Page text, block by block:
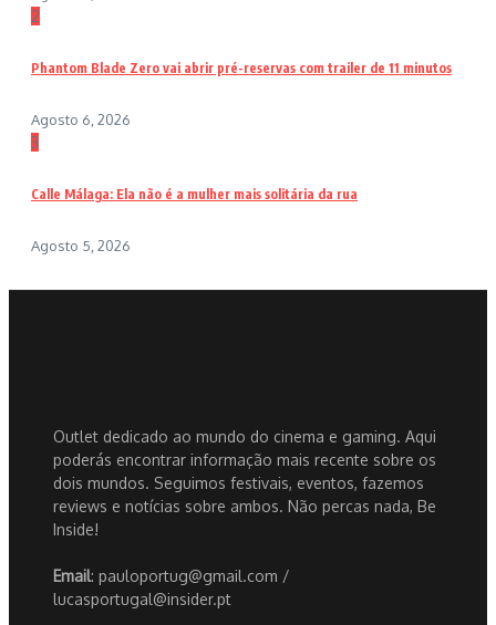
2
Phantom Blade Zero vai abrir pré-reservas com trailer de 11 minutos
Agosto 6, 2026
3
Calle Málaga: Ela não é a mulher mais solitária da rua
Agosto 5, 2026
Outlet dedicado ao mundo do cinema e gaming. Aqui
poderás encontrar informação mais recente sobre os
dois mundos. Seguimos festivais, eventos, fazemos
reviews e notícias sobre ambos. Não percas nada, Be
Inside!
Email: pauloportug@gmail.com /
lucasportugal@insider.pt